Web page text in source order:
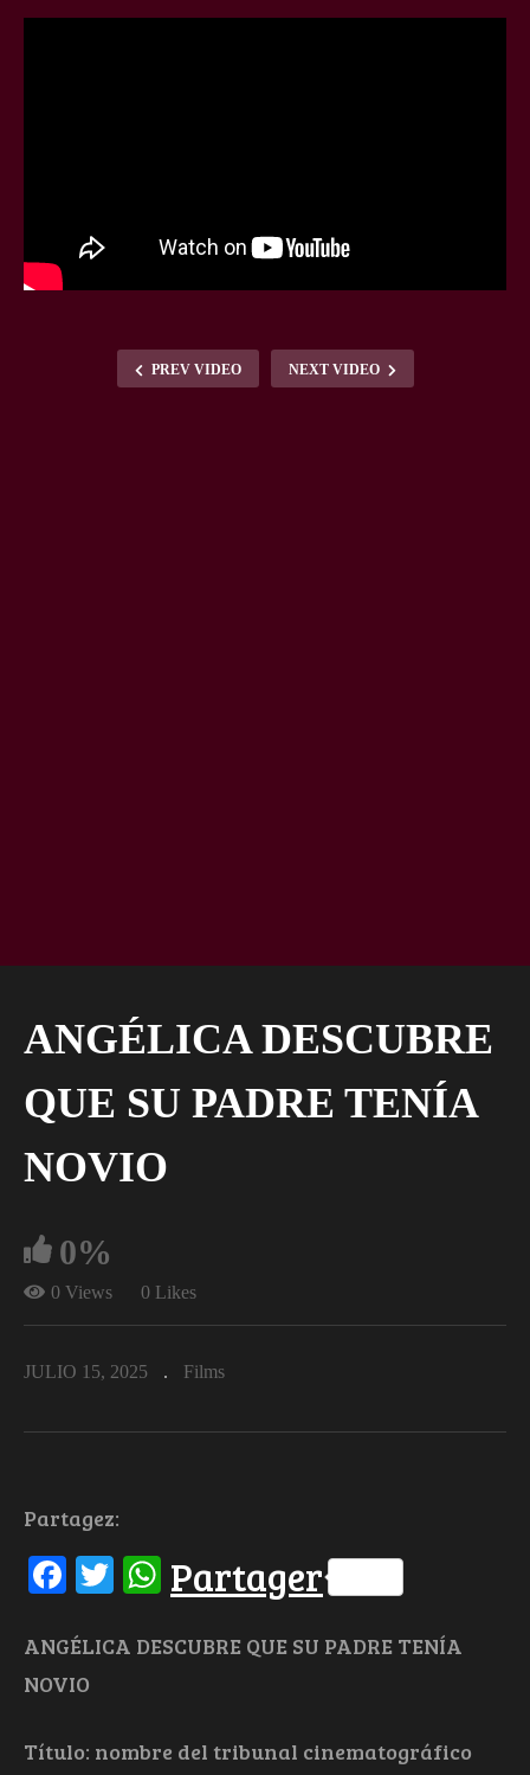
PREV VIDEO NEXT VIDEO
ANGÉLICA DESCUBRE
QUE SU PADRE TENÍA
NOVIO
0%
0 Views 0 Likes
JULIO 15, 2025 Films
Partagez:
Facebook
Twitter
WhatsApp
Partager
ANGÉLICA DESCUBRE QUE SU PADRE TENÍA
NOVIO
Título: nombre del tribunal cinematográfico